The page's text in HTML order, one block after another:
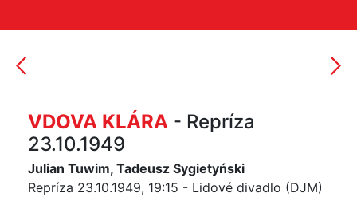
VDOVA KLÁRA - Repríza
23.10.1949
Julian Tuwim, Tadeusz Sygietyński
Repríza 23.10.1949, 19:15 - Lidové divadlo (DJM)